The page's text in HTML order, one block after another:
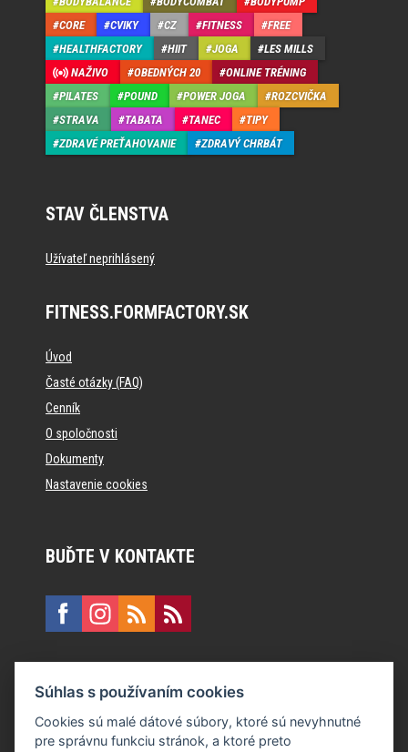
CORE
CVIKY CZ FITNESS
FREE
HEALTHFACTORY
HIIT JOGA
LES MILLS
NAŽIVO
OBEDNÝCH 20
ONLINE TRÉNING
PILATES
POUND POWER JOGA
ROZCVIČKA
STRAVA
TABATA TANEC
TIPY
ZDRAVÉ PREŤAHOVANIE
ZDRAVÝ CHRBÁT
STAV ČLENSTVA
Užívateľ neprihlásený
FITNESS.FORMFACTORY.SK
Úvod
Časté otázky (FAQ)
Cenník
O spoločnosti
Dokumenty
Nastavenie cookies
BUĎTE V KONTAKTE
E:recepcia@formfactory.sk
Form Factory Slovakia s.r.o., Ružová dolina 480/6, 821 08
Súhlas s používaním cookies
Cookies sú malé dátové súbory, ktoré sú nevyhnutné
pre správnu funkciu stránok, a ktoré preto